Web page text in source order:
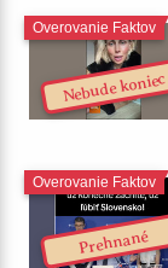
Nebude koniec
Overovanie Faktov
Prehnané
Overovanie Faktov